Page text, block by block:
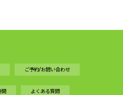
ご予約/お問い合わせ
間 よくある質問